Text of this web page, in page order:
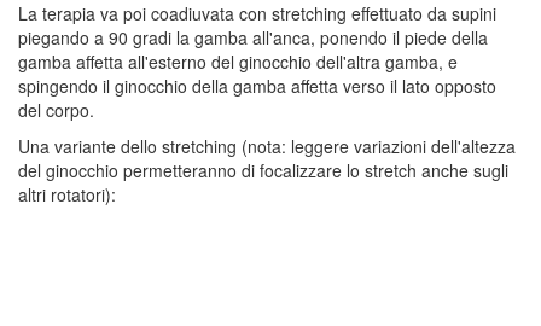
La terapia va poi coadiuvata con stretching effettuato da supini
piegando a 90 gradi la gamba all'anca, ponendo il piede della
gamba affetta all'esterno del ginocchio dell'altra gamba, e
spingendo il ginocchio della gamba affetta verso il lato opposto
del corpo.
Una variante dello stretching (nota: leggere variazioni dell'altezza
del ginocchio permetteranno di focalizzare lo stretch anche sugli
altri rotatori):